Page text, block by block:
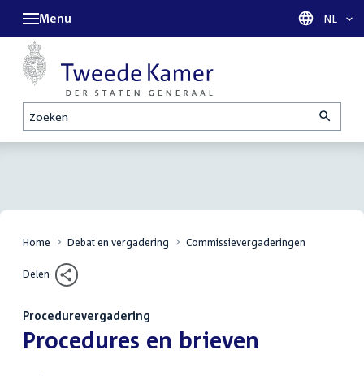
Zoeken
Menu Taal
NL
Home Debat en vergadering Commissievergaderingen
Delen
Procedurevergadering
:Procedures en brieven